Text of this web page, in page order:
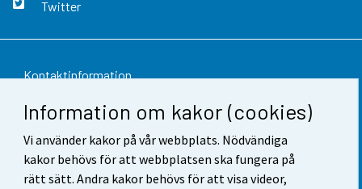
Information om kakor (cookies)
Vi använder kakor på vår webbplats. Nödvändiga
kakor behövs för att webbplatsen ska fungera på
rätt sätt. Andra kakor behövs för att visa videor,
Twitter
Kontaktinformation
Respons
Användarvillkor
Dataskydd